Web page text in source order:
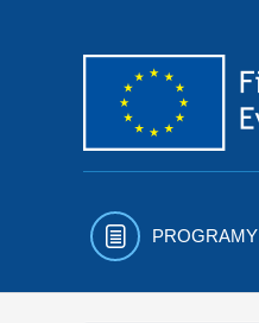
PROGRAMY